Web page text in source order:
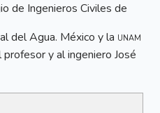
de Ingenieros Civiles de
del Agua. México y la unam
y al ingeniero José